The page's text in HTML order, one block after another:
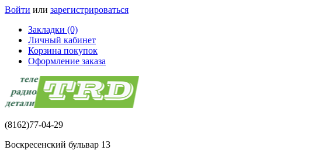
Войти или зарегистрироваться
Закладки (0)
Личный кабинет
Корзина покупок
Оформление заказа
(8162)77-04-29
Воскресенский бульвар 13